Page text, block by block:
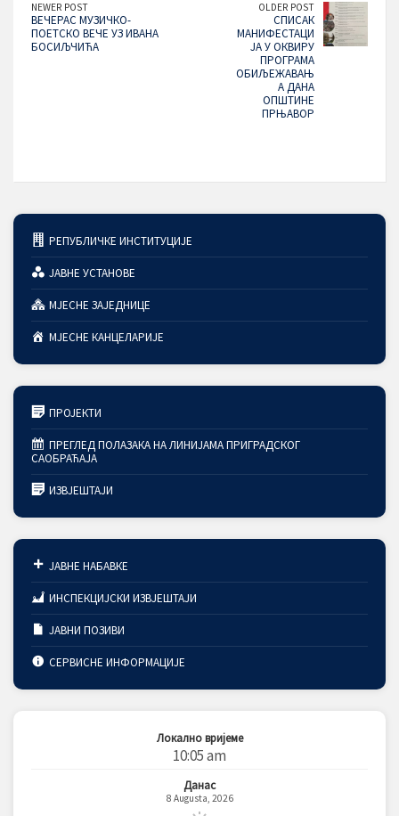
NEWER POST
ВЕЧЕРАС МУЗИЧКО-
ПОЕТСКО ВЕЧЕ УЗ ИВАНА
БОСИЉЧИЋА
OLDER POST
СПИСАК
МАНИФЕСТАЦИ
ЈА У ОКВИРУ
ПРОГРАМА
ОБИЉЕЖАВАЊ
А ДАНА
ОПШТИНЕ
ПРЊАВОР
РЕПУБЛИЧКЕ ИНСТИТУЦИЈЕ
ЈАВНЕ УСТАНОВЕ
МЈЕСНЕ ЗАЈЕДНИЦЕ
МЈЕСНЕ КАНЦЕЛАРИЈЕ
ПРОЈЕКТИ
ПРЕГЛЕД ПОЛАЗАКА НА ЛИНИЈАМА ПРИГРАДСКОГ
САОБРАЋАЈА
ИЗВЈЕШТАЈИ
ЈАВНЕ НАБАВКЕ
ИНСПЕКЦИЈСКИ ИЗВЈЕШТАЈИ
ЈАВНИ ПОЗИВИ
СЕРВИСНЕ ИНФОРМАЦИЈЕ
Локално вријеме
10:05 am
Данас
8 Augusta, 2026